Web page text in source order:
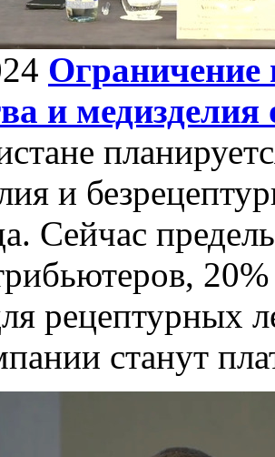
Ограничение
и медизделия
и
Сейчас
рецептурных
станут